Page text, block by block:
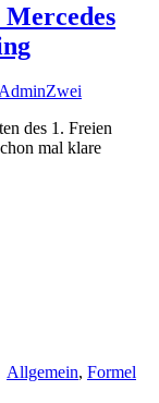
des 1. Freien
mal klare
Allgemein, Formel